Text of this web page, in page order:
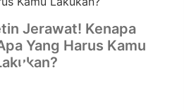
Jerawat! Kenapa
Yang Harus Kamu